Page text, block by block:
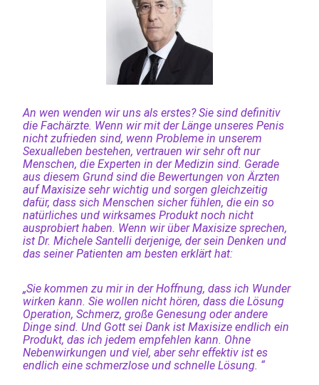
An wen wenden wir uns als erstes? Sie sind definitiv
die Fachärzte. Wenn wir mit der Länge unseres Penis
nicht zufrieden sind, wenn Probleme in unserem
Sexualleben bestehen, vertrauen wir sehr oft nur
Menschen, die Experten in der Medizin sind. Gerade
aus diesem Grund sind die Bewertungen von Ärzten
auf Maxisize sehr wichtig und sorgen gleichzeitig
dafür, dass sich Menschen sicher fühlen, die ein so
natürliches und wirksames Produkt noch nicht
ausprobiert haben. Wenn wir über Maxisize sprechen,
ist Dr. Michele Santelli derjenige, der sein Denken und
das seiner Patienten am besten erklärt hat:
„Sie kommen zu mir in der Hoffnung, dass ich Wunder
wirken kann. Sie wollen nicht hören, dass die Lösung
Operation, Schmerz, große Genesung oder andere
Dinge sind. Und Gott sei Dank ist Maxisize endlich ein
Produkt, das ich jedem empfehlen kann. Ohne
Nebenwirkungen und viel, aber sehr effektiv ist es
endlich eine schmerzlose und schnelle Lösung. “